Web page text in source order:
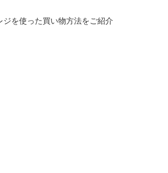
を使った買い物方法をご紹介